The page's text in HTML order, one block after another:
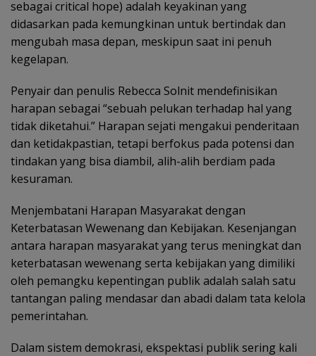
sebagai critical hope) adalah keyakinan yang
didasarkan pada kemungkinan untuk bertindak dan
mengubah masa depan, meskipun saat ini penuh
kegelapan.
Penyair dan penulis Rebecca Solnit mendefinisikan
harapan sebagai “sebuah pelukan terhadap hal yang
tidak diketahui.” Harapan sejati mengakui penderitaan
dan ketidakpastian, tetapi berfokus pada potensi dan
tindakan yang bisa diambil, alih-alih berdiam pada
kesuraman.
Menjembatani Harapan Masyarakat dengan
Keterbatasan Wewenang dan Kebijakan. Kesenjangan
antara harapan masyarakat yang terus meningkat dan
keterbatasan wewenang serta kebijakan yang dimiliki
oleh pemangku kepentingan publik adalah salah satu
tantangan paling mendasar dan abadi dalam tata kelola
pemerintahan.
Dalam sistem demokrasi, ekspektasi publik sering kali